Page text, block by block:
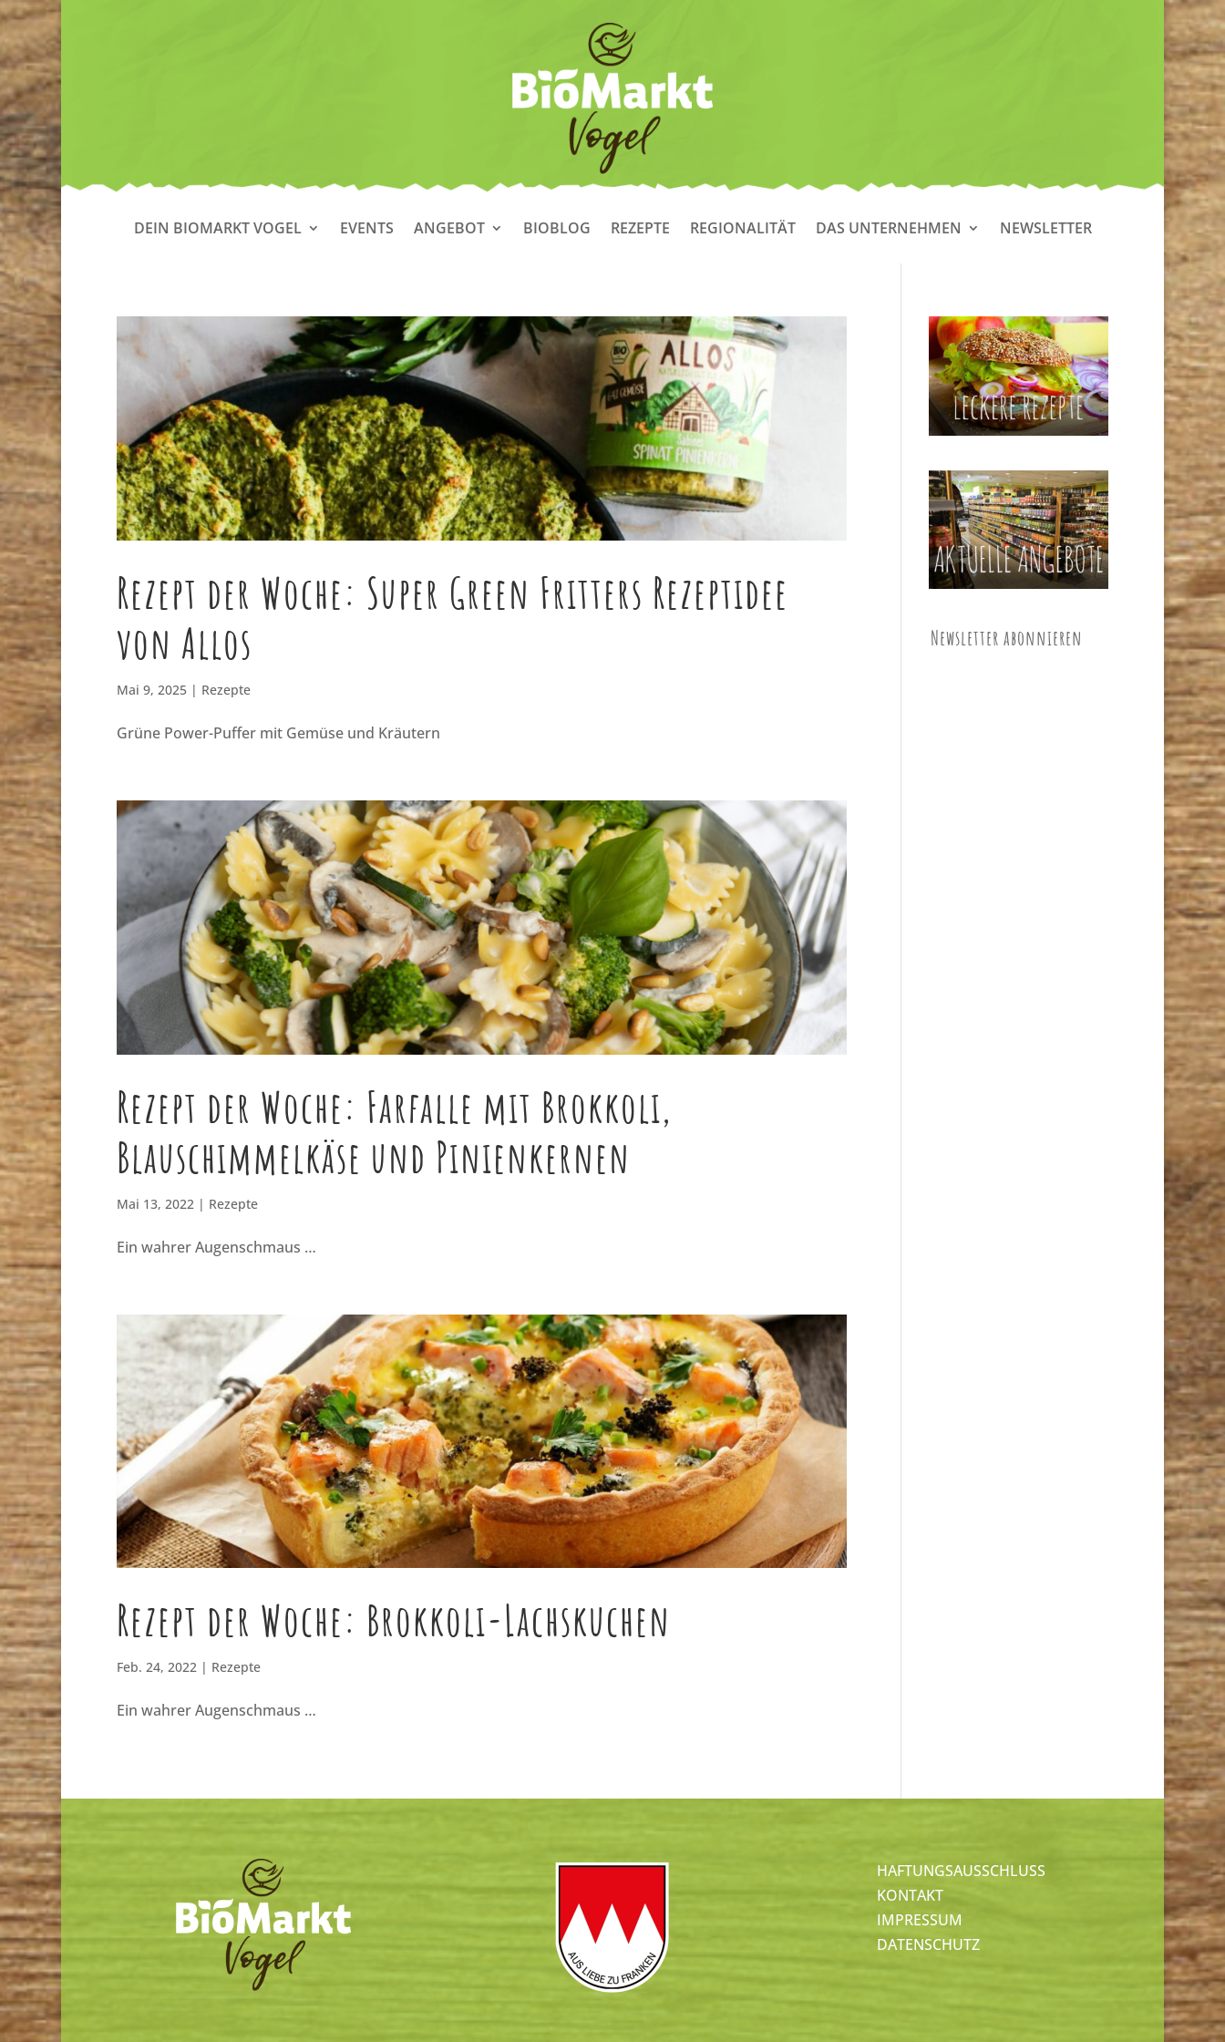
DEIN BIOMARKT VOGEL EVENTS ANGEBOT BIOBLOG REZEPTE REGIONALITÄT DAS UNTERNEHMEN NEWSLETTER
Rezept der Woche: Super Green Fritters Rezeptidee
von Allos
Mai 9, 2025| Rezepte
Grüne Power-Puffer mit Gemüse und Kräutern
Rezept der Woche: Farfalle mit Brokkoli,
Blauschimmelkäse und Pinienkernen
Mai 13, 2022 | Rezepte
Ein wahrer Augenschmaus …
Rezept der Woche: Brokkoli-Lachskuchen
Feb. 24, 2022| Rezepte
Ein wahrer Augenschmaus …
Newsletter abonnieren
HAFTUNGSAUSSCHLUSS
KONTAKT
IMPRESSUM
DATENSCHUTZ